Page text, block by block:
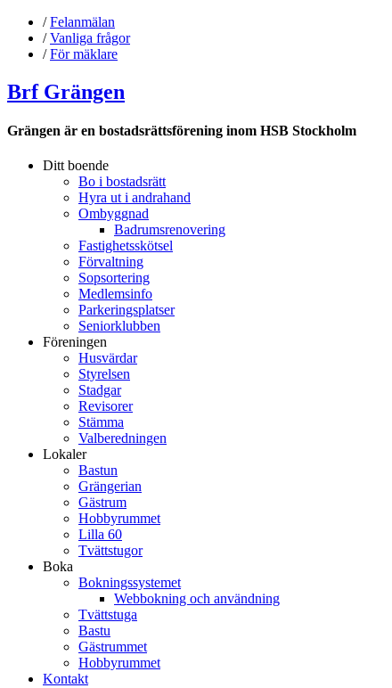
/Felanmälan
/Vanliga frågor
/För mäklare
Brf Grängen
Grängen är en bostadsrättsförening inom HSB Stockholm
Ditt boende
Bo i bostadsrätt
Hyra ut i andrahand
Ombyggnad
Badrumsrenovering
Fastighetsskötsel
Förvaltning
Sopsortering
Medlemsinfo
Parkeringsplatser
Seniorklubben
Föreningen
Husvärdar
Styrelsen
Stadgar
Revisorer
Stämma
Valberedningen
Lokaler
Bastun
Grängerian
Gästrum
Hobbyrummet
Lilla 60
Tvättstugor
Boka
Bokningssystemet
Webbokning och användning
Tvättstuga
Bastu
Gästrummet
Hobbyrummet
Kontakt